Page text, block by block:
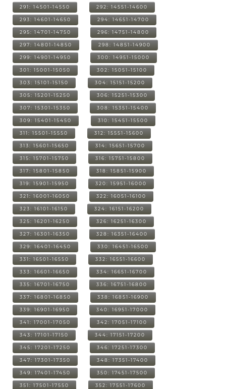
291: 14501-14550 292: 14551-14600
293: 14601-14650 294: 14651-14700
295: 14701-14750 296: 14751-14800
297: 14801-14850 298: 14851-14900
299: 14901-14950 300: 14951-15000
301: 15001-15050 302: 15051-15100
303: 15101-15150 304: 15151-15200
305: 15201-15250 306: 15251-15300
307: 15301-15350 308: 15351-15400
309: 15401-15450 310: 15451-15500
311: 15501-15550 312: 15551-15600
313: 15601-15650 314: 15651-15700
315: 15701-15750 316: 15751-15800
317: 15801-15850 318: 15851-15900
319: 15901-15950 320: 15951-16000
321: 16001-16050 322: 16051-16100
323: 16101-16150 324: 16151-16200
325: 16201-16250 326: 16251-16300
327: 16301-16350 328: 16351-16400
329: 16401-16450 330: 16451-16500
331: 16501-16550 332: 16551-16600
333: 16601-16650 334: 16651-16700
335: 16701-16750 336: 16751-16800
337: 16801-16850 338: 16851-16900
339: 16901-16950 340: 16951-17000
341: 17001-17050 342: 17051-17100
343: 17101-17150 344: 17151-17200
345: 17201-17250 346: 17251-17300
347: 17301-17350 348: 17351-17400
349: 17401-17450 350: 17451-17500
351: 17501-17550 352: 17551-17600